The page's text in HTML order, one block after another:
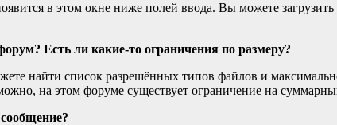
в этом окне ниже полей ввода. Вы можете
Есть ли какие-то ограничения по размеру?
найти список разрешённых типов файлов и
на этом форуме существует ограничение на